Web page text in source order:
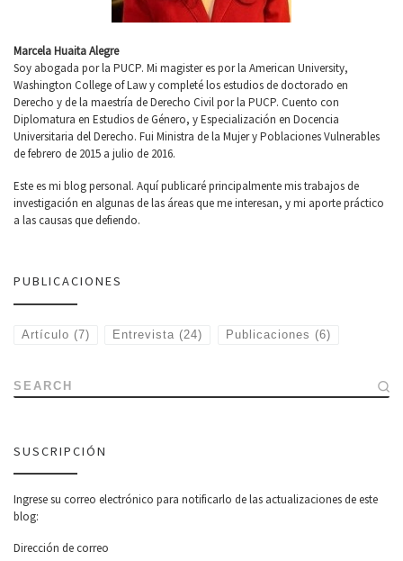
Marcela Huaita Alegre
Soy abogada por la PUCP. Mi magister es por la American University,
Washington College of Law y completé los estudios de doctorado en
Derecho y de la maestría de Derecho Civil por la PUCP. Cuento con
Diplomatura en Estudios de Género, y Especialización en Docencia
Universitaria del Derecho. Fui Ministra de la Mujer y Poblaciones Vulnerables
de febrero de 2015 a julio de 2016.
Este es mi blog personal. Aquí publicaré principalmente mis trabajos de
investigación en algunas de las áreas que me interesan, y mi aporte práctico
a las causas que defiendo.
PUBLICACIONES
Artículo (7) Entrevista (24) Publicaciones (6)
SEARCH
SUSCRIPCIÓN
Ingrese su correo electrónico para notificarlo de las actualizaciones de este
blog:
Dirección de correo